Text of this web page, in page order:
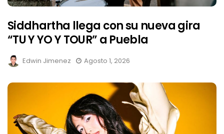
Siddhartha llega con su nueva gira
“TU Y YO Y TOUR” a Puebla
Edwin Jimenez Agosto 1, 2026